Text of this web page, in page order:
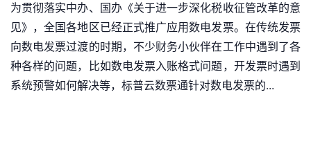
为贯彻落实中办、国办《关于进一步深化税收征管改革的意
见》，全国各地区已经正式推广应用数电发票。在传统发票
向数电发票过渡的时期，不少财务小伙伴在工作中遇到了各
种各样的问题，比如数电发票入账格式问题，开发票时遇到
系统预警如何解决等，标普云数票通针对数电发票的...